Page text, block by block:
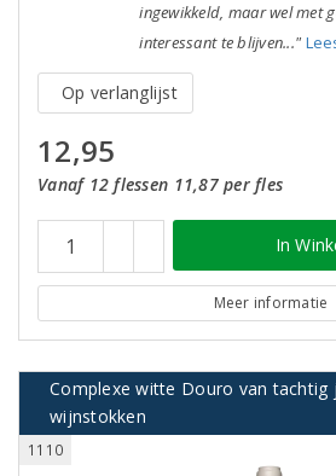
ingewikkeld, maar wel met
interessant te blijven..."
Op verlanglijst
12,95
Vanaf 12 flessen 11,87 per fles
In
Meer informatie
Complexe witte Douro van tachtig
wijnstokken
1110